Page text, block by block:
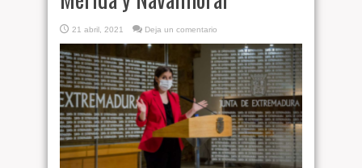
21 abril, 2021 Deja un comentario